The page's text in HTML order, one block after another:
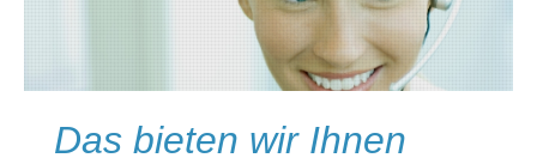
Das bieten wir Ihnen